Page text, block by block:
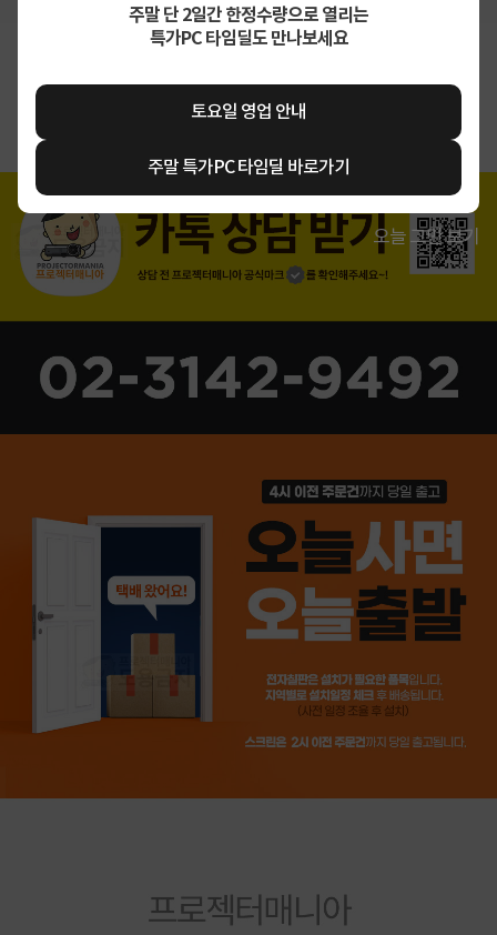
주말 단 2일간 한정수량으로 열리는
특가PC 타임딜도 만나보세요
토요일 영업 안내
주말 특가PC 타임딜 바로가기
오늘 그만 보기
상세정보를확대해서 볼 수 있습니다.